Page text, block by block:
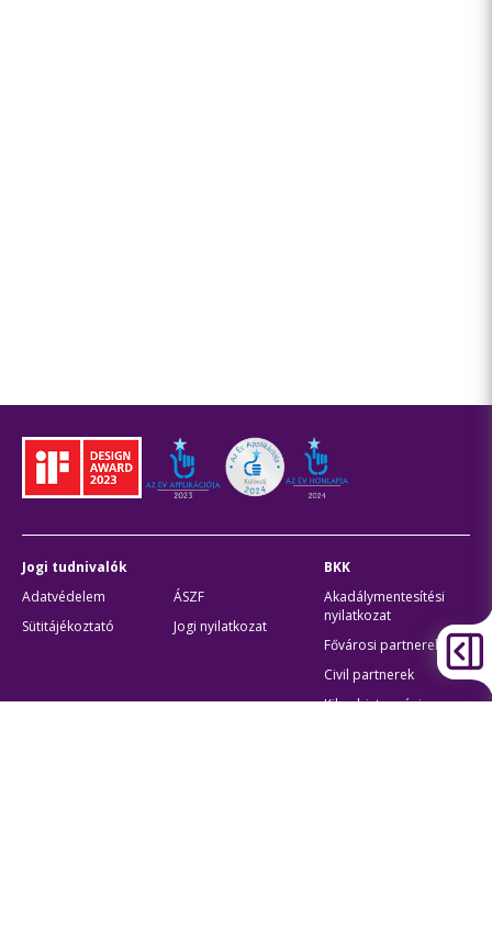
Jogi tudnivalók
Adatvédelem
ÁSZF
Sütitájékoztató
Jogi nyilatkozat
BKK
Akadálymentesítési
nyilatkozat
Fővárosi partnerek
Civil partnerek
Kiberbiztonsági